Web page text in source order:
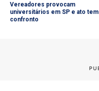
Vereadores provocam
universitários em SP e ato tem
confronto